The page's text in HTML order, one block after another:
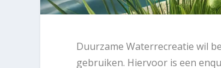
Duurzame Waterrecreatie wil
gebruiken. Hiervoor is een